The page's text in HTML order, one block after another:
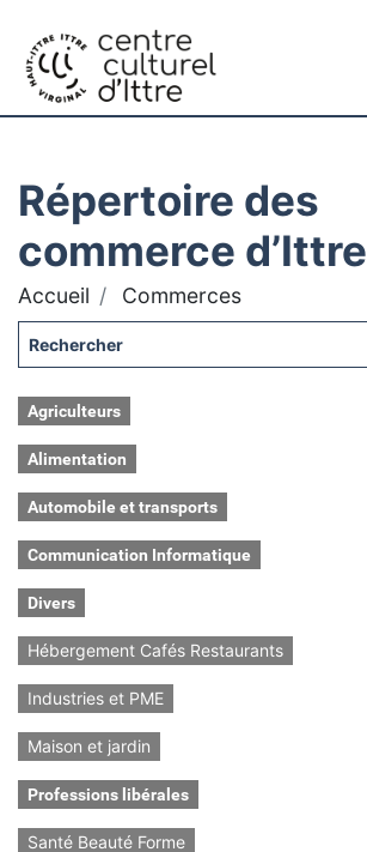
Répertoire des
commerce d’Ittre
Accueil Commerces
Agriculteurs
Alimentation
Automobile et transports
Communication Informatique
Divers
Hébergement Cafés Restaurants
Industries et PME
Maison et jardin
Professions libérales
Santé Beauté Forme